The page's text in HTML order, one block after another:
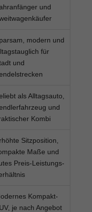
und
modern und
für
und
als Alltagsauto,
und
Kombi
Sitzposition,
Maße und
Preis-Leistungs-
Kompakt-
je nach Angebot